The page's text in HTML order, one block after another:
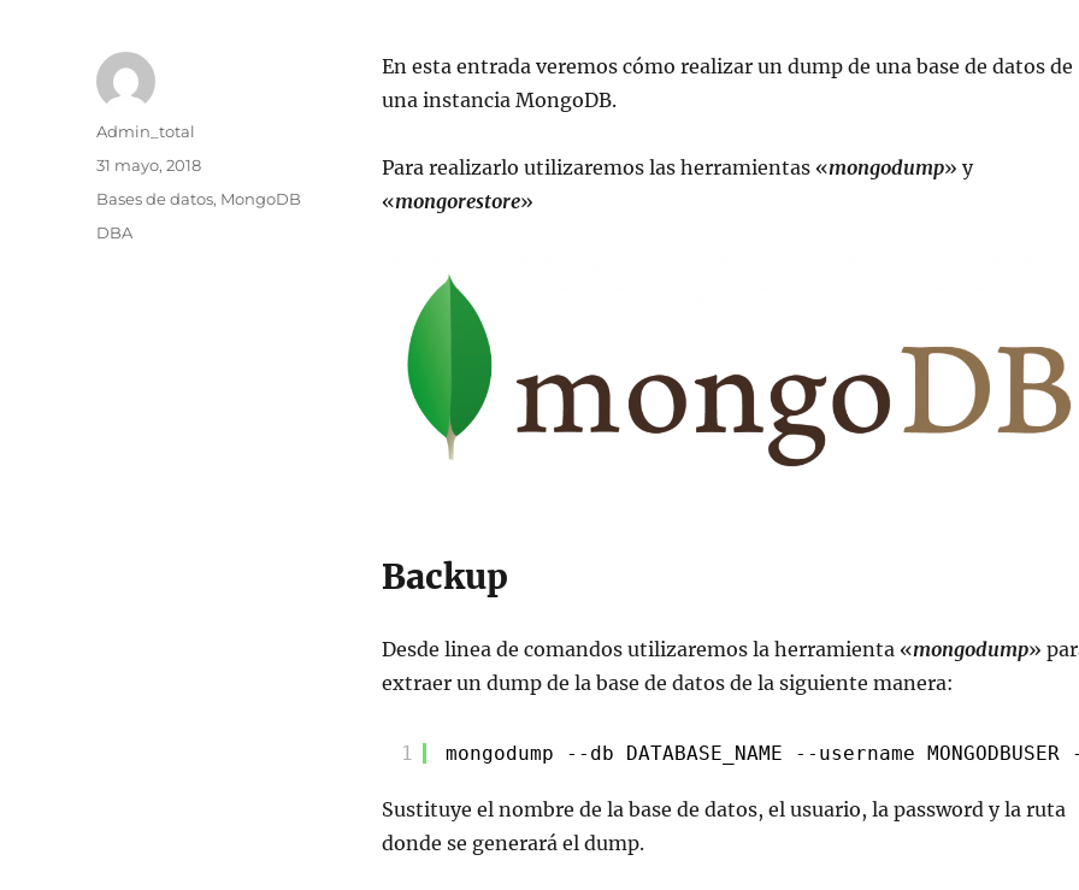
En esta entrada veremos cómo realizar un dump de una base de datos de
una instancia MongoDB.
Para realizarlo utilizaremos las herramientas «mongodump» y
«mongorestore»
Backup
Desde linea de comandos utilizaremos la herramienta «mongodump»
extraer un dump de la base de datos de la siguiente manera:
1 mongodump --db DATABASE_NAME --username
Sustituye el nombre de la base de datos, el usuario, la password y la ruta
donde se generará el dump.
Autor
Admin_total
Publicado
31 mayo, 2018
Categorías
Bases de datos, MongoDB
Etiquetas
DBA